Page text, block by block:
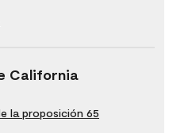
California
la proposición 65